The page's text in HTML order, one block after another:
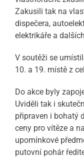
Zakusili tak na
dispečera,
elektrikáře a
V soutěži se
10. a 19. místě z
Do akce byly
Uviděli tak i
připraven i bohatý
ceny pro vítěze a
upomínkové
putovní pohár